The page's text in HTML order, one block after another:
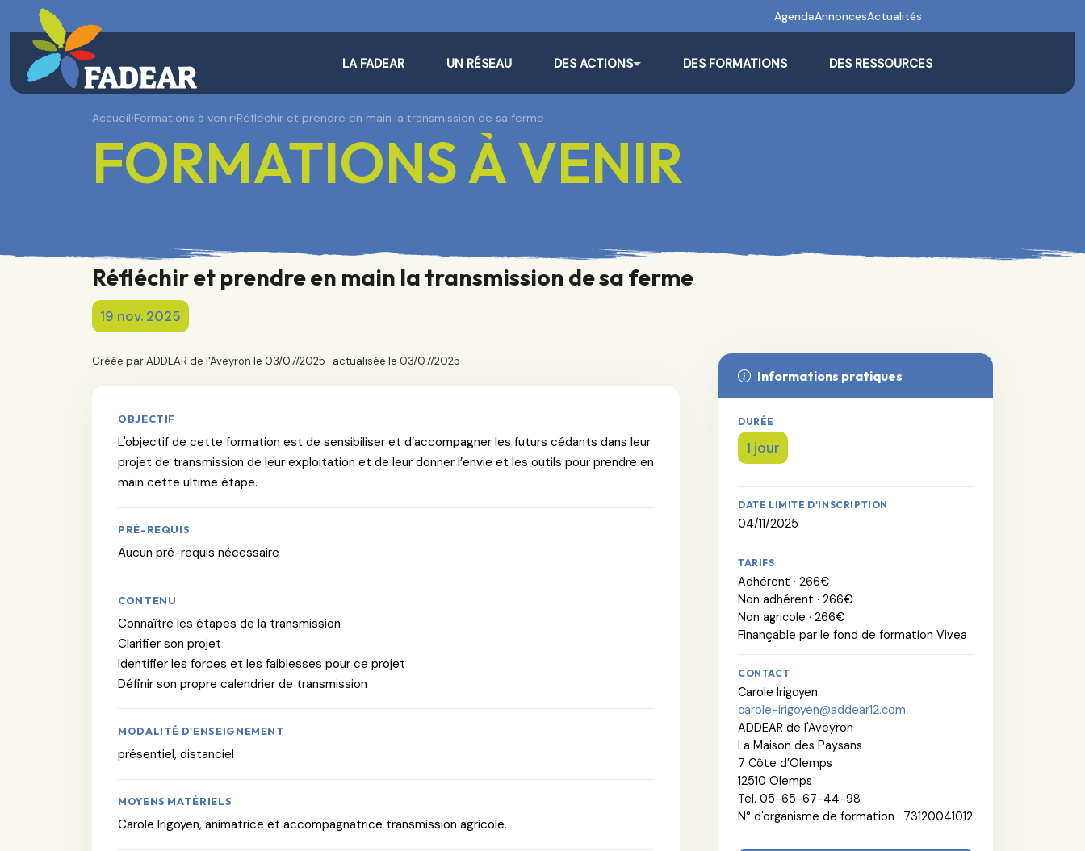
AgendaAnnoncesActualités
LA FADEAR UN RÉSEAU DES ACTIONS DES FORMATIONS DES RESSOURCES
Accueil›Formations à venir›Réfléchir et prendre en main la transmission de sa ferme
FORMATIONS À VENIR
Réfléchir et prendre en main la transmission de sa ferme
19 nov. 2025
Créée par ADDEAR de l'Aveyron le 03/07/2025 · actualisée le 03/07/2025
OBJECTIF
L'objectif de cette formation est de sensibiliser et d’accompagner les futurs cédants dans leur
projet de transmission de leur exploitation et de leur donner l’envie et les outils pour prendre en
main cette ultime étape.
PRÉ-REQUIS
Aucun pré-requis nécessaire
CONTENU
Connaître les étapes de la transmission
Clarifier son projet
Identifier les forces et les faiblesses pour ce projet
Définir son propre calendrier de transmission
MODALITÉ D'ENSEIGNEMENT
présentiel, distanciel
MOYENS MATÉRIELS
Carole Irigoyen, animatrice et accompagnatrice transmission agricole.
Informations pratiques
DURÉE
1 jour
DATE LIMITE D'INSCRIPTION
04/11/2025
TARIFS
Adhérent · 266€
Non adhérent · 266€
Non agricole · 266€
Finançable par le fond de formation Vivea
CONTACT
Carole Irigoyen
carole-irigoyen@addear12.com
ADDEAR de l'Aveyron
La Maison des Paysans
7 Côte d’Olemps
12510 Olemps
Tel. 05-65-67-44-98
N° d'organisme de formation : 73120041012